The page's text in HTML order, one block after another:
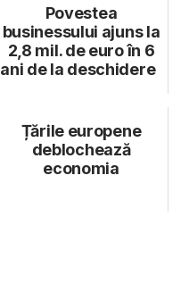
Povestea
businessului ajuns la
2,8 mil. de euro în 6
ani de la deschidere
Țările europene
deblochează
economia